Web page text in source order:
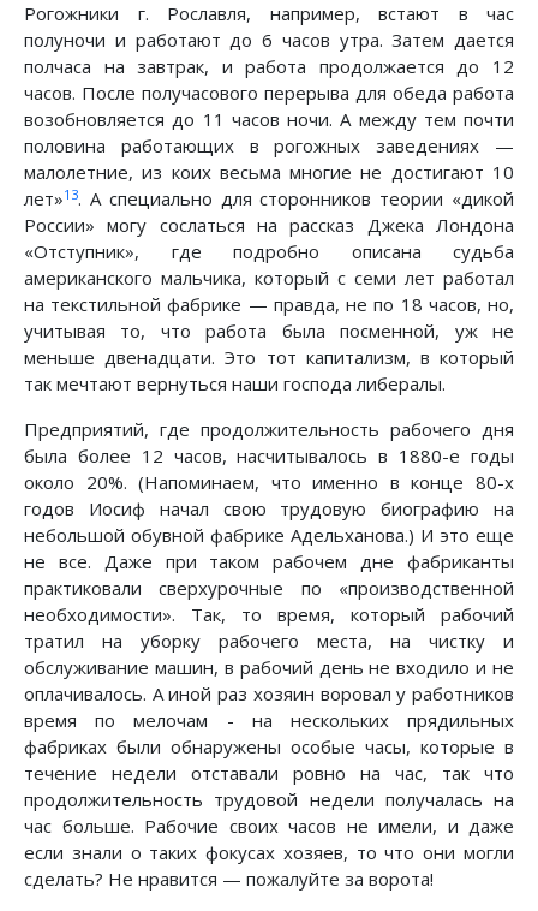
Рогожники г. Рославля, например, встают в час
полуночи и работают до 6 часов утра. Затем дается
полчаса на завтрак, и работа продолжается до 12
часов. После получасового перерыва для обеда работа
возобновляется до 11 часов ночи. А между тем почти
половина работающих в рогожных заведениях —
малолетние, из коих весьма многие не достигают 10
лет»13. А специально для сторонников теории «дикой
России» могу сослаться на рассказ Джека Лондона
«Отступник», где подробно описана судьба
американского мальчика, который с семи лет работал
на текстильной фабрике — правда, не по 18 часов, но,
учитывая то, что работа была посменной, уж не
меньше двенадцати. Это тот капитализм, в который
так мечтают вернуться наши господа либералы.
Предприятий, где продолжительность рабочего дня
была более 12 часов, насчитывалось в 1880-е годы
около 20%. (Напоминаем, что именно в конце 80-х
годов Иосиф начал свою трудовую биографию на
небольшой обувной фабрике Адельханова.) И это еще
не все. Даже при таком рабочем дне фабриканты
практиковали сверхурочные по «производственной
необходимости». Так, то время, который рабочий
тратил на уборку рабочего места, на чистку и
обслуживание машин, в рабочий день не входило и не
оплачивалось. А иной раз хозяин воровал у работников
время по мелочам - на нескольких прядильных
фабриках были обнаружены особые часы, которые в
течение недели отставали ровно на час, так что
продолжительность трудовой недели получалась на
час больше. Рабочие своих часов не имели, и даже
если знали о таких фокусах хозяев, то что они могли
сделать? Не нравится — пожалуйте за ворота!